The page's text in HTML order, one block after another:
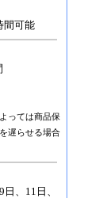
間可能
っては商品保
遅らせる場合
、11日、